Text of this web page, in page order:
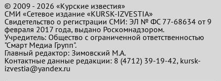
© 2009 - 2026 «Курские известия»
СМИ «Сетевое издание «KURSK-IZVESTIA»
Свидетельство о регистрации СМИ: ЭЛ № ФС 77-68634 от 9
февраля 2017 года, выдано Роскомнадзором.
Учредитель: Общество с ограниченной ответственностью
"Смарт Медиа Групп".
Главный редактор:Зимовский М.А.
Контактные данные редакции: 8 (4712) 39-19-42, kursk-
izvestia@yandex.ru